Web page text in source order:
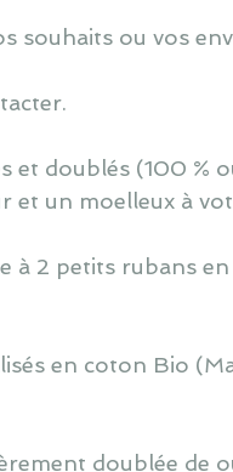
souhaits ou vos
et doublés (100 %
et un moelleux à
à 2 petits rubans
en coton Bio
doublée de